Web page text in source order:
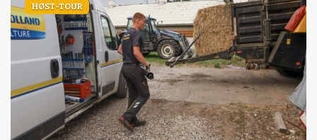
HØST-TOUR